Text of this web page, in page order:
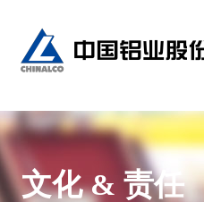
文化 & 责任